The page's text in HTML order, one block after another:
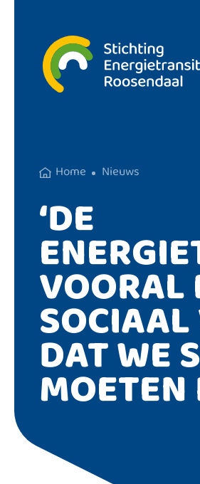
Home Nieuws
‘DE
VOORAL
DAT WE
MOETEN